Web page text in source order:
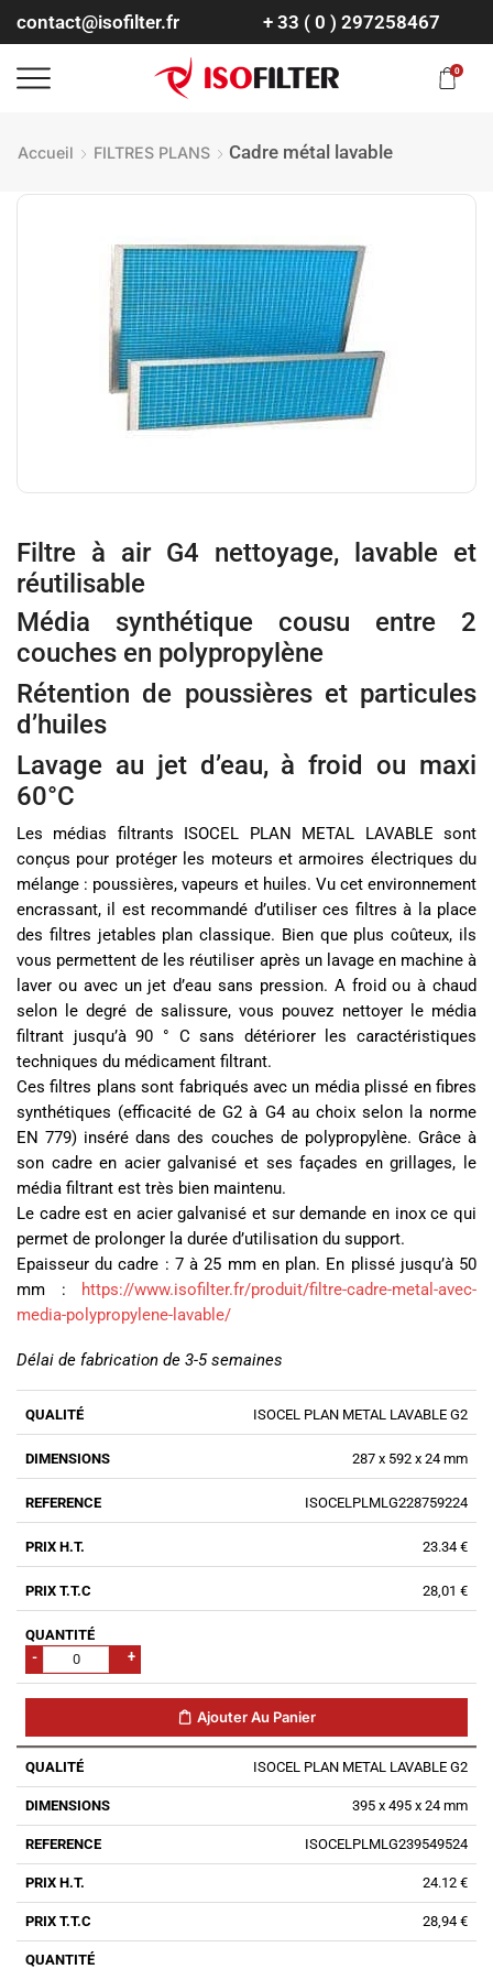
contact@isofilter.fr + 33 ( 0 ) 297258467
0
Accueil FILTRES PLANS Cadre métal lavable
Filtre à air G4 nettoyage, lavable et
réutilisable
Média synthétique cousu entre 2
couches en polypropylène
Rétention de poussières et particules
d’huiles
Lavage au jet d’eau, à froid ou maxi
60°C
Les médias filtrants ISOCEL PLAN METAL LAVABLE sont
conçus pour protéger les moteurs et armoires électriques du
mélange : poussières, vapeurs et huiles. Vu cet environnement
encrassant, il est recommandé d’utiliser ces filtres à la place
des filtres jetables plan classique. Bien que plus coûteux, ils
vous permettent de les réutiliser après un lavage en machine à
laver ou avec un jet d’eau sans pression. A froid ou à chaud
selon le degré de salissure, vous pouvez nettoyer le média
filtrant jusqu’à 90 ° C sans détériorer les caractéristiques
techniques du médicament filtrant.
Ces filtres plans sont fabriqués avec un média plissé en fibres
synthétiques (efficacité de G2 à G4 au choix selon la norme
EN 779) inséré dans des couches de polypropylène. Grâce à
son cadre en acier galvanisé et ses façades en grillages, le
média filtrant est très bien maintenu.
Le cadre est en acier galvanisé et sur demande en inox ce qui
permet de prolonger la durée d’utilisation du support.
Epaisseur du cadre : 7 à 25 mm en plan. En plissé jusqu’à 50
mm :
https://www.isofilter.fr/produit/filtre-cadre-metal-avec-
media-polypropylene-lavable/
Délai de fabrication de 3-5 semaines
ISOCEL PLAN METAL LAVABLE G2
287 x 592 x 24 mm
ISOCELPLMLG228759224
23.34 €
28,01 €
- +
Ajouter Au Panier
ISOCEL PLAN METAL LAVABLE G2
395 x 495 x 24 mm
ISOCELPLMLG239549524
24.12 €
28,94 €